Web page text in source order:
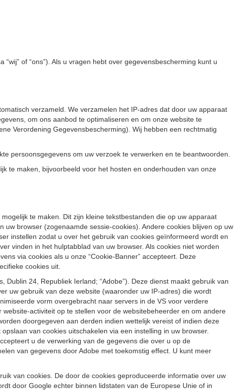
“wij” of “ons”). Als u vragen hebt over gegevensbescherming kunt u
verzameld. We verzamelen het IP-adres dat door uw apparaat
om ons aanbod te optimaliseren en om onze website te
Verordening Gegevensbescherming). Wij hebben een rechtmatig
persoonsgegevens om uw verzoek te verwerken en te beantwoorden.
te maken, bijvoorbeeld voor het hosten en onderhouden van onze
te maken. Dit zijn kleine tekstbestanden die op uw apparaat
browser (zogenaamde sessie-cookies). Andere cookies blijven op uw
instellen zodat u over het gebruik van cookies geïnformeerd wordt en
vinden in het hulptabblad van uw browser. Als cookies niet worden
via cookies als u onze “Cookie-Banner” accepteert. Deze
cookies uit.
24, Republiek Ierland; “Adobe”). Deze dienst maakt gebruik van
uw gebruik van deze website (waaronder uw IP-adres) die wordt
vorm overgebracht naar servers in de VS voor verdere
activiteit op te stellen voor de websitebeheerder en om andere
doorgegeven aan derden indien wettelijk vereist of indien deze
van cookies uitschakelen via een instelling in uw browser.
u de verwerking van de gegevens die over u op de
van gegevens door Adobe met toekomstig effect. U kunt meer
van cookies. De door de cookies geproduceerde informatie over uw
door Google echter binnen lidstaten van de Europese Unie of in